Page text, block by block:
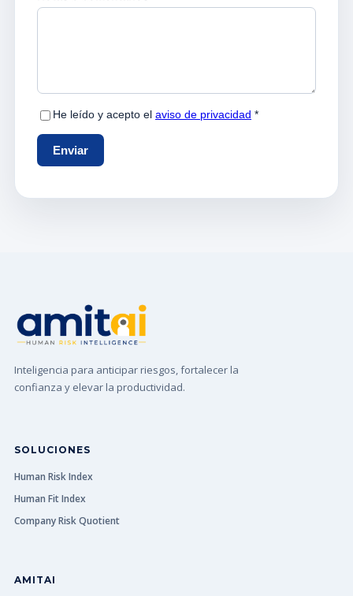
Inteligencia para anticipar riesgos, fortalecer la
confianza y elevar la productividad.
SOLUCIONES
Human Risk Index
Human Fit Index
Company Risk Quotient
AMITAI